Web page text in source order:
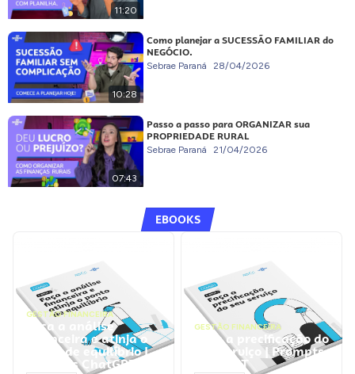
11:20
10:28
Como planejar a SUCESSÃO FAMILIAR do
NEGÓCIO.
Sebrae Paraná 28/04/2026
07:43
Passo a passo para ORGANIZAR sua
PROPRIEDADE RURAL
Sebrae Paraná 21/04/2026
EBOOKS
GESTÃO FINANCEIRA
Faça a análise
financeira e atinja o
ponto de equilíbrio |
Prompts ChatGPT
GESTÃO FINANCEIRA
Faça a precificação do
seu serviço | Prompts
ChatGPT